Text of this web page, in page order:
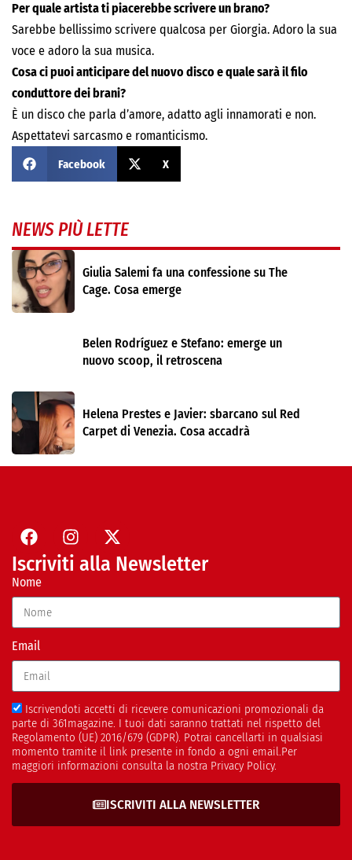
Per quale artista ti piacerebbe scrivere un brano?
Sarebbe bellissimo scrivere qualcosa per Giorgia. Adoro la sua
voce e adoro la sua musica.
Cosa ci puoi anticipare del nuovo disco e quale sarà il filo
conduttore dei brani?
È un disco che parla d’amore, adatto agli innamorati e non.
Aspettatevi sarcasmo e romanticismo.
Facebook X
NEWS PIÙ LETTE
Giulia Salemi fa una confessione su The
Cage. Cosa emerge
Belen Rodríguez e Stefano: emerge un
nuovo scoop, il retroscena
Helena Prestes e Javier: sbarcano sul Red
Carpet di Venezia. Cosa accadrà
Iscriviti alla Newsletter
Nome
Email
Iscrivendoti accetti di ricevere comunicazioni promozionali da
parte di 361magazine. I tuoi dati saranno trattati nel rispetto del
Regolamento (UE) 2016/679 (GDPR). Potrai cancellarti in qualsiasi
momento tramite il link presente in fondo a ogni email.Per
maggiori informazioni consulta la nostra Privacy Policy.
ISCRIVITI ALLA NEWSLETTER